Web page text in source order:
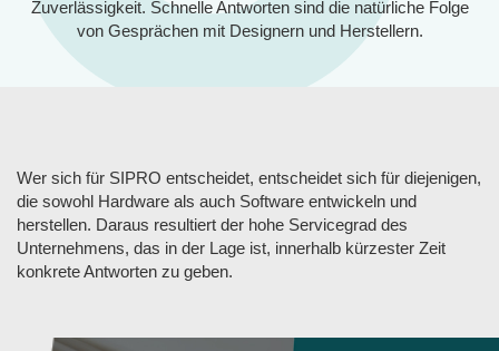
Zuverlässigkeit. Schnelle Antworten sind die natürliche Folge
von Gesprächen mit Designern und Herstellern.
Wer sich für SIPRO entscheidet, entscheidet sich für diejenigen,
die sowohl Hardware als auch Software entwickeln und
herstellen. Daraus resultiert der hohe Servicegrad des
Unternehmens, das in der Lage ist, innerhalb kürzester Zeit
konkrete Antworten zu geben.